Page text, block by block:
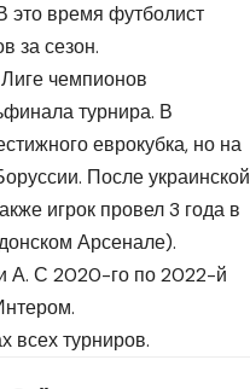
это время футболист
за сезон.
чемпионов
турнира. В
еврокубка, но на
После украинской
игрок провел 3 года в
Арсенале).
А. С 2020-го по 2022-й
всех турниров.